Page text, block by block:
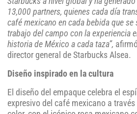
13,000 partners, quienes cada día
café mexicano en cada bebida que se
trabajo del campo con la experiencia
historia de México a cada taza”,
director general de Starbucks Alsea.
Diseño inspirado en la cultura
El diseño del empaque celebra el
expresivo del café mexicano a